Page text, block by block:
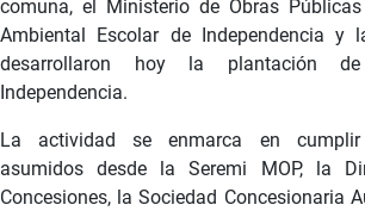
comuna, el Ministerio de Obras
Ambiental Escolar de Independencia y
desarrollaron hoy la plantación
Independencia.
La actividad se enmarca en
asumidos desde la Seremi MOP, la
Concesiones, la Sociedad Concesionaria